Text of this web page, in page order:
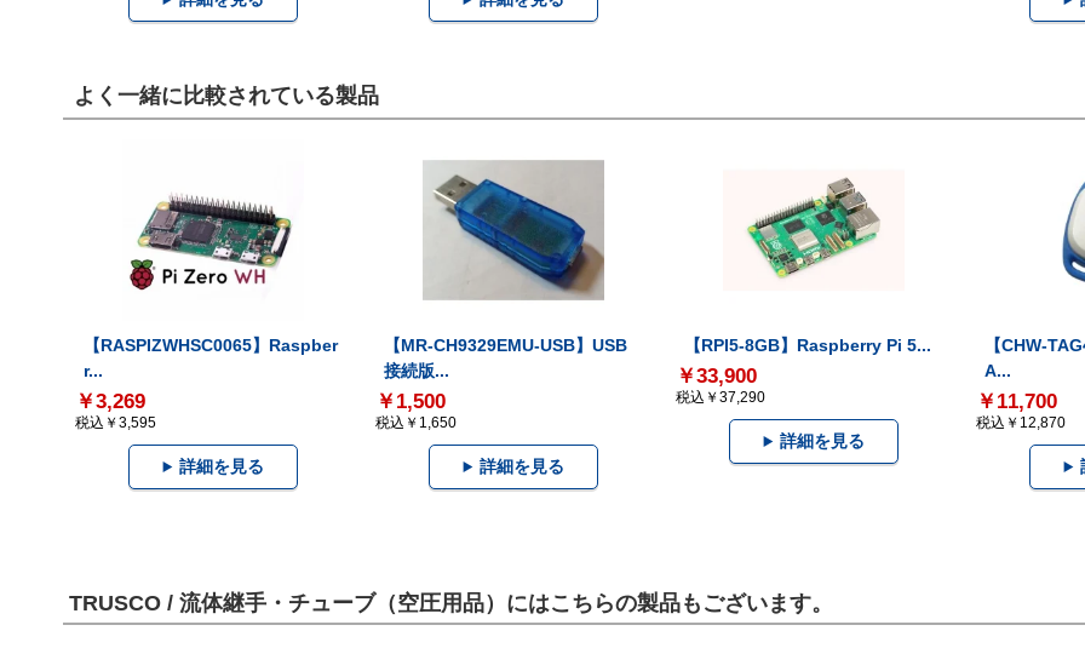
よく一緒に比較されている製品
【RASPIZWHSC0065】Raspber
r...
￥3,269
税込￥3,595
詳細を見る
【MR-CH9329EMU-USB】USB
接続版...
￥1,500
税込￥1,650
詳細を見る
【RPI5-8GB】Raspberry Pi 5...
￥33,900
税込￥37,290
詳細を見る
【CHW-
A...
￥11,700
税込￥12,870
TRUSCO / 流体継手・チューブ（空圧用品）にはこちらの製品もございます。